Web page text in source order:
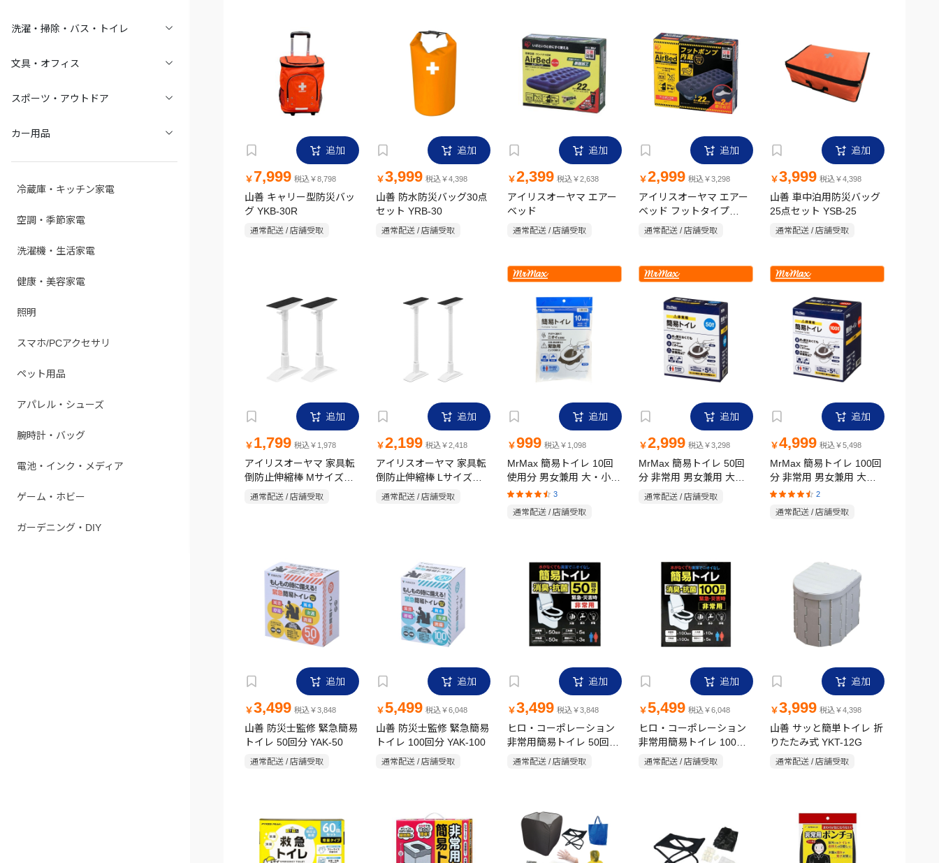
洗濯・掃除・バス・トイレ
文具・オフィス
スポーツ・アウトドア
カー用品
冷蔵庫・キッチン家電
空調・季節家電
洗濯機・生活家電
健康・美容家電
照明
スマホ/PCアクセサリ
ペット用品
アパレル・シューズ
腕時計・バッグ
電池・インク・メディア
ゲーム・ホビー
ガーデニング・DIY
追加
￥ 7,999 税込￥8,798
山善 キャリー型防災バッ
グ YKB-30R
通常配送 / 店舗受取
追加
￥3,999 税込￥4,398
山善 防水防災バッグ30点
セット YRB-30
通常配送 / 店舗受取
追加
￥2,399 税込￥2,638
アイリスオーヤマ エアー
ベッド
通常配送 / 店舗受取
追加
￥2,999 税込￥3,298
アイリスオーヤマ エアー
ベッド フットタイプ
ABDF-1N ブルー
通常配送 / 店舗受取
追加
￥3,999 税込￥4,398
山善 車中泊用防災バッグ
25点セット YSB-25
通常配送 / 店舗受取
追加
￥ 1,799 税込￥1,978
アイリスオーヤマ 家具転
倒防止伸縮棒 Mサイズ
通常配送 / 店舗受取
追加
￥2,199 税込￥2,418
アイリスオーヤマ 家具転
倒防止伸縮棒 Lサイズ
通常配送 / 店舗受取
追加
￥999 税込￥1,098
MrMax 簡易トイレ 10回
使用分 男女兼用 大・小兼
用
3
通常配送 / 店舗受取
追加
￥2,999 税込￥3,298
MrMax 簡易トイレ 50回
分 非常用 男女兼用 大・
小兼用
通常配送 / 店舗受取
追加
￥4,999 税込￥5,498
MrMax 簡易トイレ 100回
分 非常用 男女兼用 大・
小兼用
2
通常配送 / 店舗受取
追加
￥3,499 税込￥3,848
山善 防災士監修 緊急簡易
トイレ 50回分 YAK-50
通常配送 / 店舗受取
追加
￥5,499 税込￥6,048
山善 防災士監修 緊急簡易
トイレ 100回分 YAK-100
通常配送 / 店舗受取
追加
￥3,499 税込￥3,848
ヒロ・コーポレーション
非常用簡易トイレ 50回分
通常配送 / 店舗受取
追加
￥5,499 税込￥6,048
ヒロ・コーポレーション
非常用簡易トイレ 100回
分 HED-7059
通常配送 / 店舗受取
追加
￥3,999 税込￥4,398
山善 サッと簡単トイレ 折
りたたみ式 YKT-12G
通常配送 / 店舗受取